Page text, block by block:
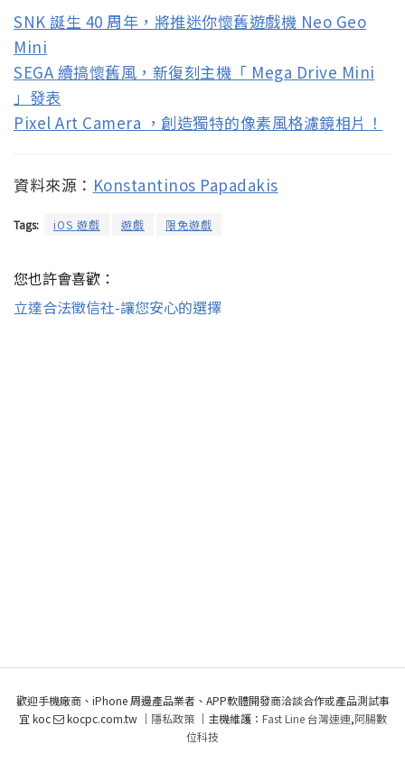
SNK 誕生 40 周年，將推迷你懷舊遊戲機 Neo Geo
Mini
SEGA 續搞懷舊風，新復刻主機「 Mega Drive Mini
」發表
Pixel Art Camera ，創造獨特的像素風格濾鏡相片！
資料來源： Konstantinos Papadakis
Tags: iOS 遊戲 遊戲 限免遊戲
您也許會喜歡：
立達合法徵信社-讓您安心的選擇
歡迎手機廠商、iPhone 周邊產品業者、APP軟體開發商洽談合作或產品測試事
宜 koc
kocpc.com.tw ｜ 隱私政策｜主機維護： Fast Line 台灣速連,阿腸數
位科技